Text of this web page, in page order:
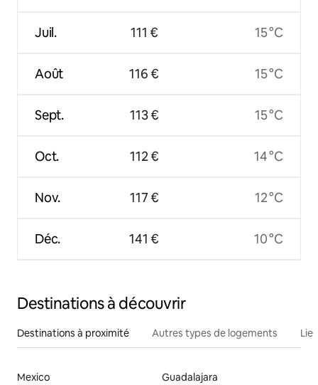
Juil.
Août
Sept.
Oct.
Nov.
Déc.
111 €
116 €
113 €
112 €
117 €
141 €
15 °C
15 °C
15 °C
14 °C
12 °C
10 °C
Destinations à découvrir
Destinations à proximité Autres types de logements
Mexico
Guadalajara